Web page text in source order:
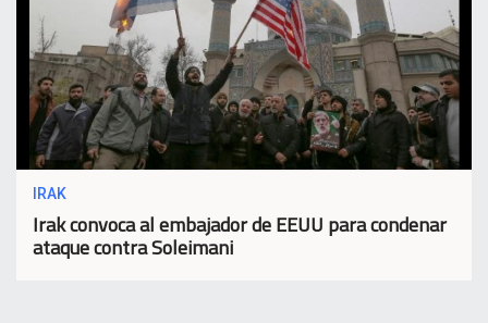
IRAK
Irak convoca al embajador de EEUU para condenar
ataque contra Soleimani